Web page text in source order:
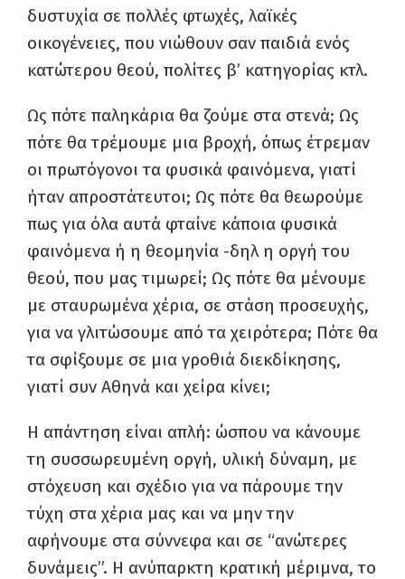
δυστυχία σε πολλές φτωχές, λαϊκές
οικογένειες, που νιώθουν σαν παιδιά ενός
κατώτερου θεού, πολίτες β’ κατηγορίας κτλ.
Ως πότε παληκάρια θα ζούμε στα στενά; Ως
πότε θα τρέμουμε μια βροχή, όπως έτρεμαν
οι πρωτόγονοι τα φυσικά φαινόμενα, γιατί
ήταν απροστάτευτοι; Ως πότε θα θεωρούμε
πως για όλα αυτά φταίνε κάποια φυσικά
φαινόμενα ή η θεομηνία -δηλ η οργή του
θεού, που μας τιμωρεί; Ως πότε θα μένουμε
με σταυρωμένα χέρια, σε στάση προσευχής,
για να γλιτώσουμε από τα χειρότερα; Πότε θα
τα σφίξουμε σε μια γροθιά διεκδίκησης,
γιατί συν Αθηνά και χείρα κίνει;
Η απάντηση είναι απλή: ώσπου να κάνουμε
τη συσσωρευμένη οργή, υλική δύναμη, με
στόχευση και σχέδιο για να πάρουμε την
τύχη στα χέρια μας και να μην την
αφήνουμε στα σύννεφα και σε “ανώτερες
δυνάμεις”. Η ανύπαρκτη κρατική μέριμνα, το